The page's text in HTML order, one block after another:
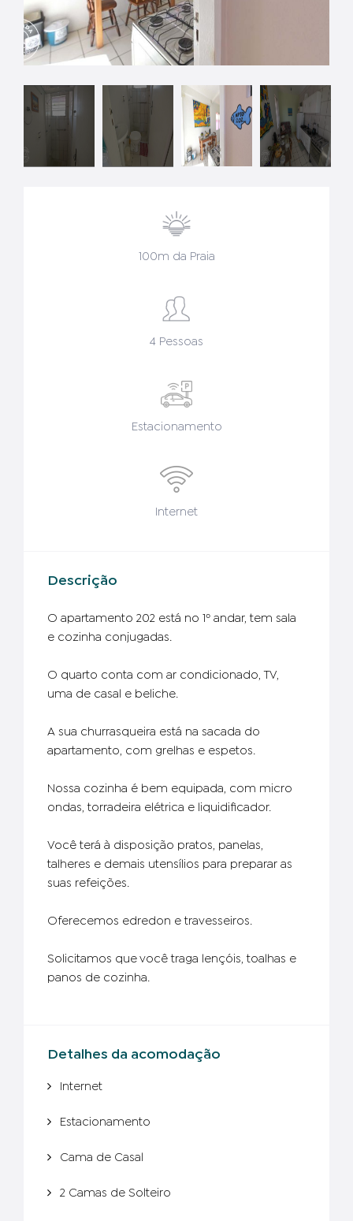
100m da Praia
4 Pessoas
Estacionamento
Internet
Descrição
O apartamento 202 está no 1º andar, tem sala
e cozinha conjugadas.
O quarto conta com ar condicionado, TV,
uma de casal e beliche.
A sua churrasqueira está na sacada do
apartamento, com grelhas e espetos.
Nossa cozinha é bem equipada, com micro
ondas, torradeira elétrica e liquidificador.
Você terá à disposição pratos, panelas,
talheres e demais utensílios para preparar as
suas refeições.
Oferecemos edredon e travesseiros.
Solicitamos que você traga lençóis, toalhas e
panos de cozinha.
Detalhes da acomodação
Internet
Estacionamento
Cama de Casal
2 Camas de Solteiro